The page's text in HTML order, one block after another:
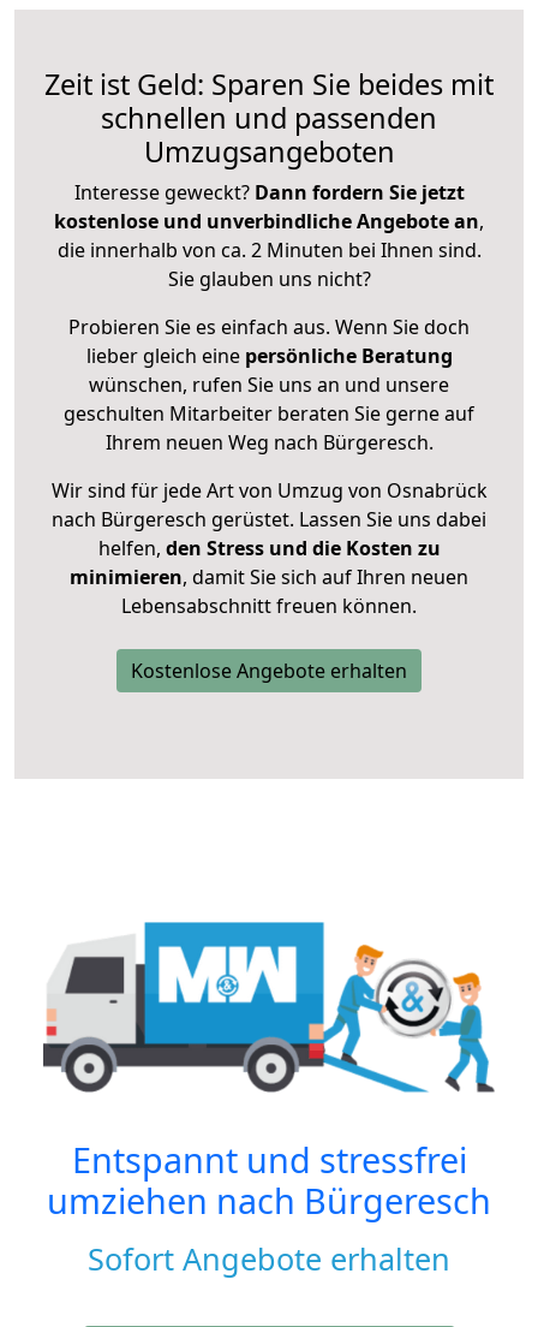
Zeit ist Geld: Sparen Sie beides mit
schnellen und passenden
Umzugsangeboten
Interesse geweckt? Dann fordern Sie jetzt
kostenlose und unverbindliche Angebote an,
die innerhalb von ca. 2 Minuten bei Ihnen sind.
Sie glauben uns nicht?
Probieren Sie es einfach aus. Wenn Sie doch
lieber gleich eine persönliche Beratung
wünschen, rufen Sie uns an und unsere
geschulten Mitarbeiter beraten Sie gerne auf
Ihrem neuen Weg nach Bürgeresch.
Wir sind für jede Art von Umzug von Osnabrück
nach Bürgeresch gerüstet. Lassen Sie uns dabei
helfen, den Stress und die Kosten zu
minimieren, damit Sie sich auf Ihren neuen
Lebensabschnitt freuen können.
Kostenlose Angebote erhalten
Entspannt und stressfrei
umziehen nach Bürgeresch
Sofort Angebote erhalten